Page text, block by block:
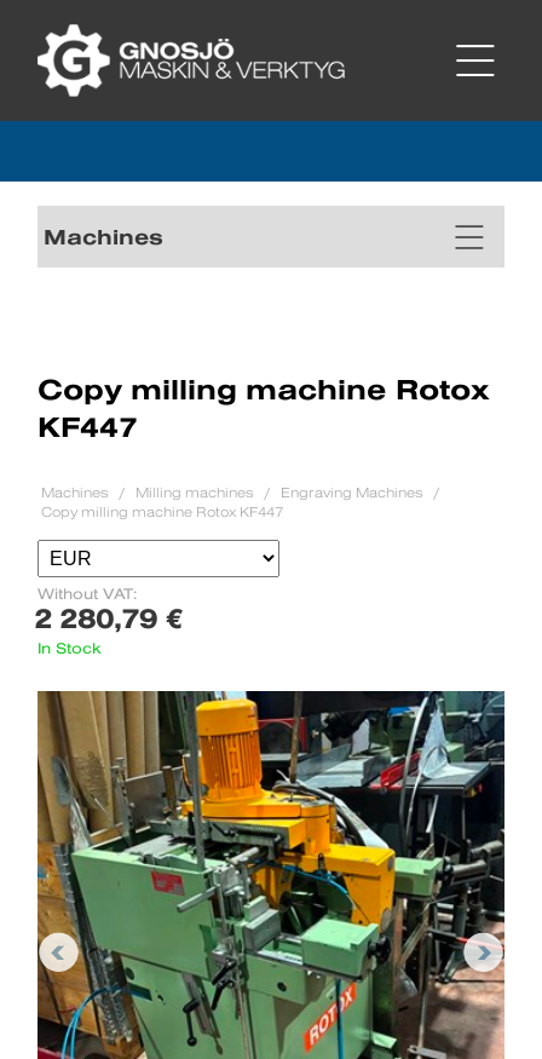
Machines
Copy milling machine Rotox
KF447
Machines Milling machines
Engraving Machines
Copy milling machine Rotox KF447
Without VAT:
2 280,79 €
In Stock